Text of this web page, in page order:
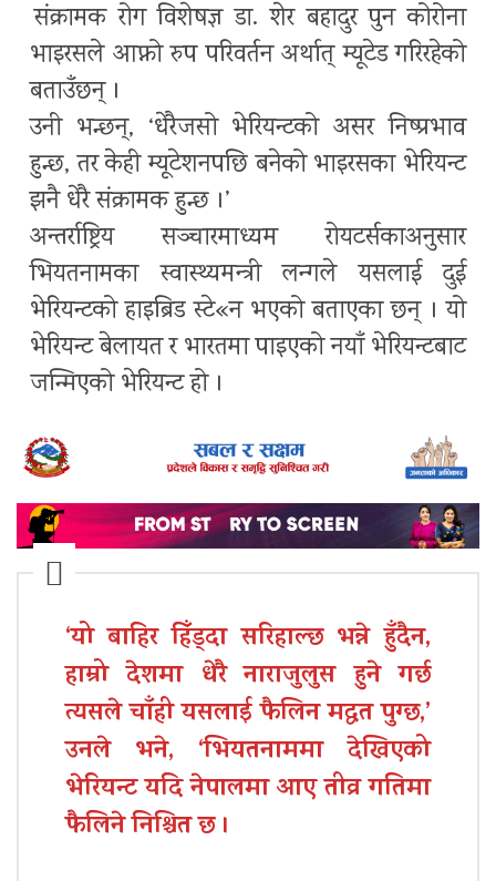
संक्रामक रोग विशेषज्ञ डा. शेर बहादुर पुन कोरोना
भाइरसले आफ्नो रुप परिवर्तन अर्थात् म्यूटेड गरिरहेको
बताउँछन् ।
उनी भन्छन्, ‘धेरैजसो भेरियन्टको असर निष्प्रभाव
हुन्छ, तर केही म्यूटेशनपछि बनेको भाइरसका भेरियन्ट
झनै धेरै संक्रामक हुन्छ ।’
अन्तर्राष्ट्रिय सञ्चारमाध्यम रोयटर्सकाअनुसार
भियतनामका स्वास्थ्यमन्त्री लन्गले यसलाई दुई
भेरियन्टको हाइब्रिड स्टे«न भएको बताएका छन् । यो
भेरियन्ट बेलायत र भारतमा पाइएको नयाँ भेरियन्टबाट
जन्मिएको भेरियन्ट हो ।
‘यो बाहिर हिँड्दा सरिहाल्छ भन्ने हुँदैन,
हाम्रो देशमा धेरै नाराजुलुस हुने गर्छ
त्यसले चाँही यसलाई फैलिन मद्धत पुग्छ,’
उनले भने, ‘भियतनाममा देखिएको
भेरियन्ट यदि नेपालमा आए तीव्र गतिमा
फैलिने निश्चित छ ।